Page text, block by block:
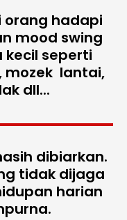
orang hadapi
mood swing
seperti
mozek lantai,
dll...
dibiarkan.
tidak dijaga
harian